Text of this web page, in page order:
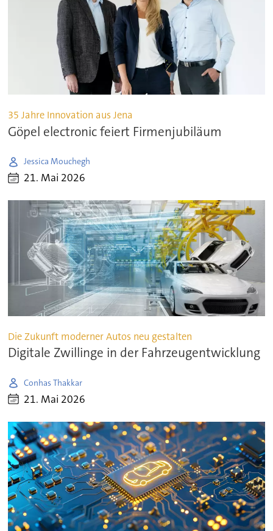
35 Jahre Innovation aus Jena
Göpel electronic feiert Firmenjubiläum
Jessica Mouchegh
21. Mai 2026
Die Zukunft moderner Autos neu gestalten
Digitale Zwillinge in der Fahrzeugentwicklung
Conhas Thakkar
21. Mai 2026